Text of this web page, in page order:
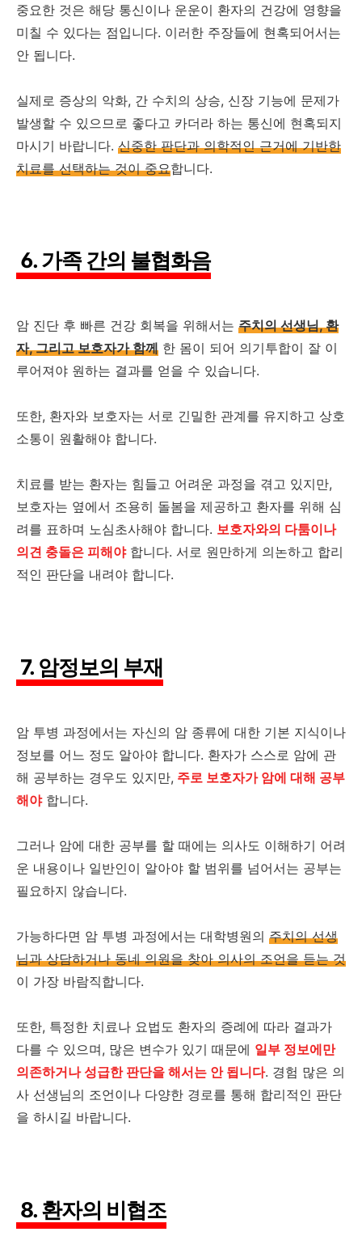
중요한 것은 해당 통신이나 운운이 환자의 건강에 영향을
미칠 수 있다는 점입니다. 이러한 주장들에 현혹되어서는
안 됩니다.
실제로 증상의 악화, 간 수치의 상승, 신장 기능에 문제가
발생할 수 있으므로 좋다고 카더라 하는 통신에 현혹되지
마시기 바랍니다. 신중한 판단과 의학적인 근거에 기반한
치료를 선택하는 것이 중요합니다.
6. 가족 간의 불협화음
암 진단 후 빠른 건강 회복을 위해서는 주치의 선생님, 환
자, 그리고 보호자가 함께 한 몸이 되어 의기투합이 잘 이
루어져야 원하는 결과를 얻을 수 있습니다.
또한, 환자와 보호자는 서로 긴밀한 관계를 유지하고 상호
소통이 원활해야 합니다.
치료를 받는 환자는 힘들고 어려운 과정을 겪고 있지만,
보호자는 옆에서 조용히 돌봄을 제공하고 환자를 위해 심
려를 표하며 노심초사해야 합니다. 보호자와의 다툼이나
의견 충돌은 피해야합니다. 서로 원만하게 의논하고 합리
적인 판단을 내려야 합니다.
7. 암정보의 부재
암 투병 과정에서는 자신의 암 종류에 대한 기본 지식이나
정보를 어느 정도 알아야 합니다. 환자가 스스로 암에 관
해 공부하는 경우도 있지만, 주로 보호자가 암에 대해 공부
해야합니다.
그러나 암에 대한 공부를 할 때에는 의사도 이해하기 어려
운 내용이나 일반인이 알아야 할 범위를 넘어서는 공부는
필요하지 않습니다.
가능하다면 암 투병 과정에서는 대학병원의 주치의 선생
님과 상담하거나 동네 의원을 찾아 의사의 조언을 듣는 것
이 가장 바람직합니다.
또한, 특정한 치료나 요법도 환자의 증례에 따라 결과가
다를 수 있으며, 많은 변수가 있기 때문에 일부 정보에만
의존하거나 성급한 판단을 해서는 안 됩니다. 경험 많은 의
사 선생님의 조언이나 다양한 경로를 통해 합리적인 판단
을 하시길 바랍니다.
8. 환자의 비협조